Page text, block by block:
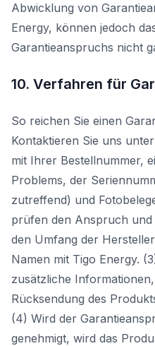
Abwicklung von
Energy, können jedoch
Garantieanspruchs nicht
10. Verfahren für
So reichen Sie einen
Kontaktieren Sie uns
mit Ihrer Bestellnummer,
Problems, der
zutreffend) und
prüfen den Anspruch
den Umfang der
Namen mit Tigo Energy.
zusätzliche
Rücksendung des
(4) Wird der
genehmigt, wird das